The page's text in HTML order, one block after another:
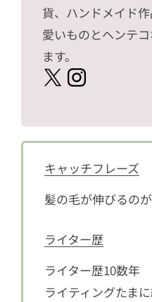
貨、ハンドメイド
愛いものとヘンテ
ます。
キャッチフレーズ
髪の毛が伸びるの
ライター歴
ライター歴10数年
ライティングたま